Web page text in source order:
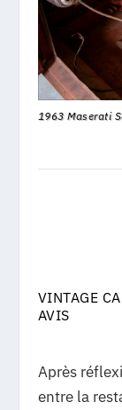
1963 Maserati
VINTAGE
AVIS
Après
entre la